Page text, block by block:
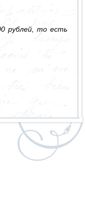
рублей, то есть